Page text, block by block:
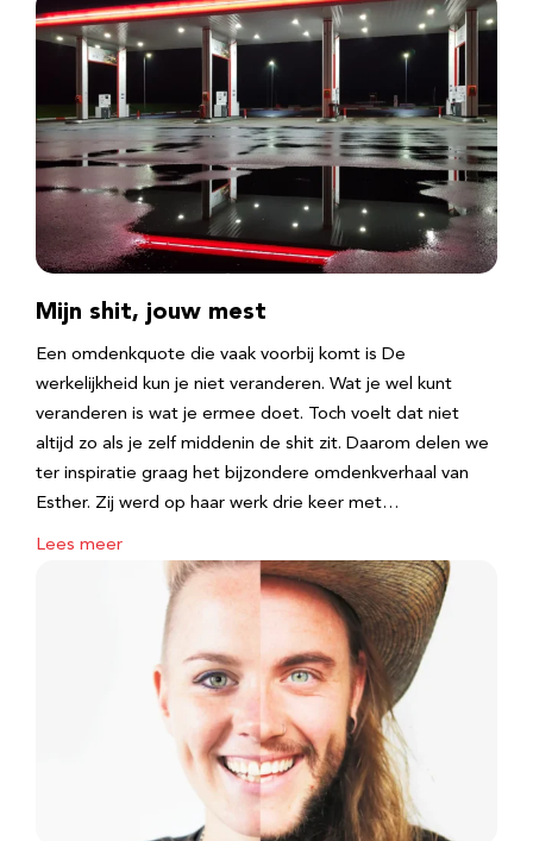
Mijn shit, jouw mest
Een omdenkquote die vaak voorbij komt is De
werkelijkheid kun je niet veranderen. Wat je wel kunt
veranderen is wat je ermee doet. Toch voelt dat niet
altijd zo als je zelf middenin de shit zit. Daarom delen we
ter inspiratie graag het bijzondere omdenkverhaal van
Esther. Zij werd op haar werk drie keer met…
Lees meer